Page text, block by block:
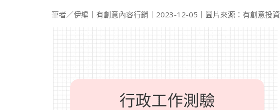
筆者／伊編｜有創意內容行銷｜2023-12-05｜圖片來源：有創意投資